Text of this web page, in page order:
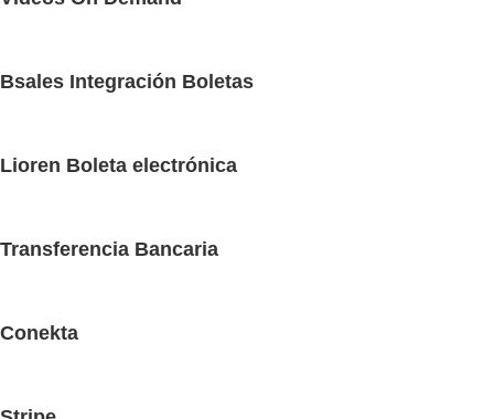
Bsales Integración Boletas
Lioren Boleta electrónica
Transferencia Bancaria
Conekta